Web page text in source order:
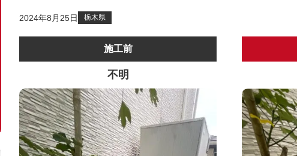
2024年8月25日 栃木県
施工前
不明